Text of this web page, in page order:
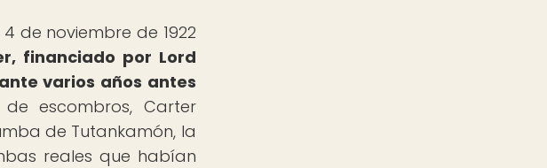
de noviembre de 1922
financiado por Lord
varios años antes
escombros, Carter
de Tutankamón, la
reales que habían